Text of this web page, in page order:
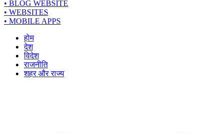
• BLOG WEBSITE
• WEBSITES
• MOBILE APPS
होम
देश
विदेश
राजनीति
शहर और राज्य